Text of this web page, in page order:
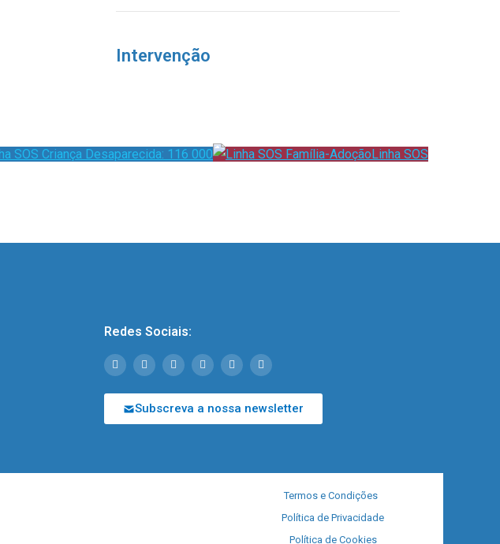
Intervenção
SOS Criança Desaparecida: 116 000
Linha SOS
Redes Sociais:
Subscreva a nossa newsletter
Termos e Condições
Política de Privacidade
Política de Cookies